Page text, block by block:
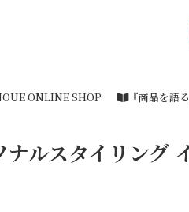
ONLINE SHOP 『商品を語
ルスタイリング